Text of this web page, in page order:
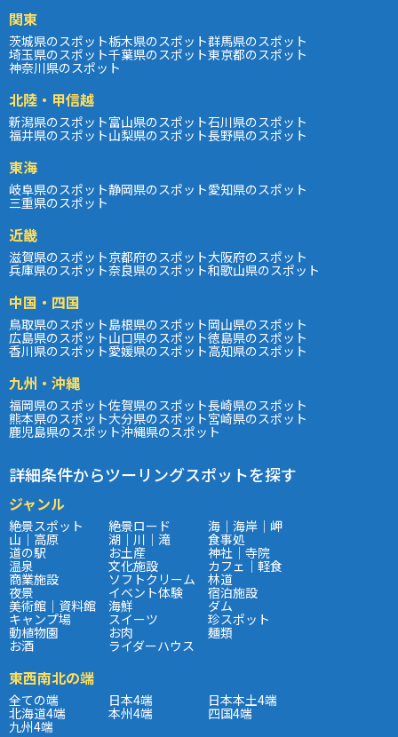
関東
茨城県のスポット栃木県のスポット群馬県のスポット
埼玉県のスポット千葉県のスポット東京都のスポット
神奈川県のスポット
北陸・甲信越
新潟県のスポット富山県のスポット石川県のスポット
福井県のスポット山梨県のスポット長野県のスポット
東海
岐阜県のスポット静岡県のスポット愛知県のスポット
三重県のスポット
近畿
滋賀県のスポット京都府のスポット大阪府のスポット
兵庫県のスポット奈良県のスポット和歌山県のスポット
中国・四国
鳥取県のスポット島根県のスポット岡山県のスポット
広島県のスポット山口県のスポット徳島県のスポット
香川県のスポット愛媛県のスポット高知県のスポット
九州・沖縄
福岡県のスポット佐賀県のスポット長崎県のスポット
熊本県のスポット大分県のスポット宮崎県のスポット
鹿児島県のスポット沖縄県のスポット
詳細条件からツーリングスポットを探す
ジャンル
絶景スポット 絶景ロード 海｜海岸｜岬
山｜高原 湖｜川｜滝 食事処
道の駅 お土産 神社｜寺院
温泉 文化施設 カフェ｜軽食
商業施設 ソフトクリーム 林道
夜景 イベント体験 宿泊施設
美術館｜資料館 海鮮 ダム
キャンプ場 スイーツ 珍スポット
動植物園 お肉 麺類
お酒 ライダーハウス
東西南北の端
全ての端 日本4端 日本本土4端
北海道4端 本州4端 四国4端
九州4端